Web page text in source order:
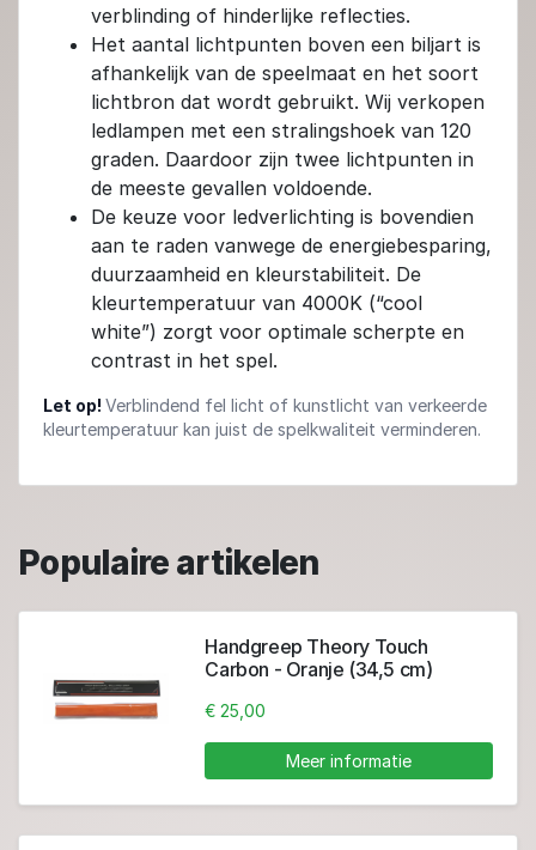
verblinding of hinderlijke reflecties.
Het aantal lichtpunten boven een biljart is
afhankelijk van de speelmaat en het soort
lichtbron dat wordt gebruikt. Wij verkopen
ledlampen met een stralingshoek van 120
graden. Daardoor zijn twee lichtpunten in
de meeste gevallen voldoende.
De keuze voor ledverlichting is bovendien
aan te raden vanwege de energiebesparing,
duurzaamheid en kleurstabiliteit. De
kleurtemperatuur van 4000K (“cool
white”) zorgt voor optimale scherpte en
contrast in het spel.
Let op! Verblindend fel licht of kunstlicht van verkeerde
kleurtemperatuur kan juist de spelkwaliteit verminderen.
Populaire artikelen
Handgreep Theory Touch
Carbon - Oranje (34,5 cm)
€ 25,00
Meer informatie